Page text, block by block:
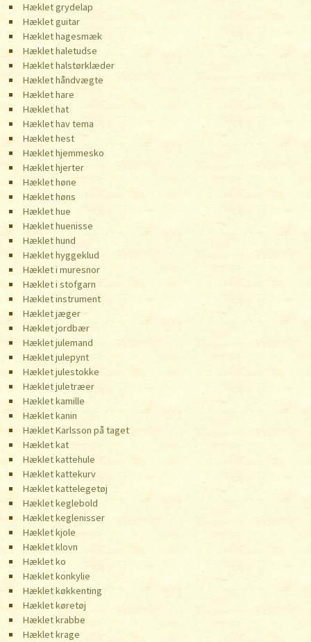
Hæklet grydelap
Hæklet guitar
Hæklet hagesmæk
Hæklet haletudse
Hæklet halstørklæder
Hæklet håndvægte
Hæklet hare
Hæklet hat
Hæklet hav tema
Hæklet hest
Hæklet hjemmesko
Hæklet hjerter
Hæklet høne
Hæklet høns
Hæklet hue
Hæklet huenisse
Hæklet hund
Hæklet hyggeklud
Hæklet i muresnor
Hæklet i stofgarn
Hæklet instrument
Hæklet jæger
Hæklet jordbær
Hæklet julemand
Hæklet julepynt
Hæklet julestokke
Hæklet juletræer
Hæklet kamille
Hæklet kanin
Hæklet Karlsson på taget
Hæklet kat
Hæklet kattehule
Hæklet kattekurv
Hæklet kattelegetøj
Hæklet keglebold
Hæklet keglenisser
Hæklet kjole
Hæklet klovn
Hæklet ko
Hæklet konkylie
Hæklet køkkenting
Hæklet køretøj
Hæklet krabbe
Hæklet krage